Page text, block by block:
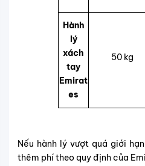
Hành
lý
xách
tay
Emirat
es
50 kg
Nếu hành lý vượt quá giới
thêm phí theo quy định của